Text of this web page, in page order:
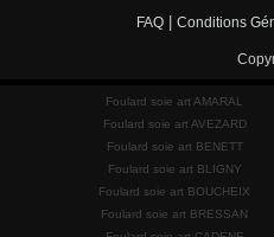
FAQ Conditions
Foulard soie art AMARAL
Foulard soie art AVEZARD
Foulard soie art BENETT
Foulard soie art BLIGNY
Foulard soie art BOUCHEIX
Foulard soie art BRESSAN